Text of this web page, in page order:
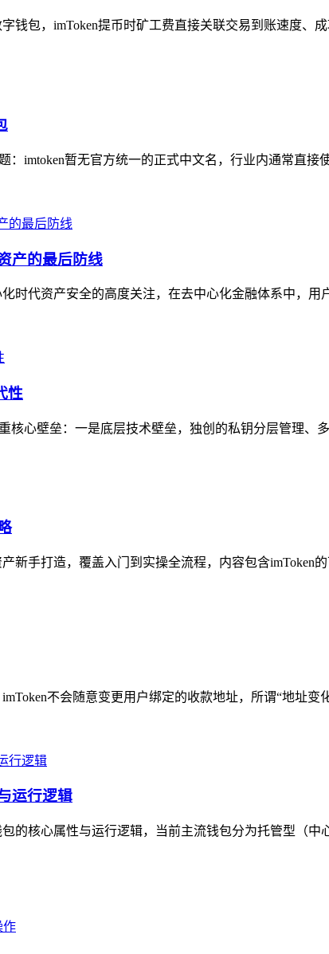
钱包，imToken提币时矿工费直接关联交易到账速度、
：imtoken暂无官方统一的正式中文名，行业内通常直接
产的最后防线
时代资产安全的高度关注，在去中心化金融体系中，
性
核心壁垒：一是底层技术壁垒，独创的私钥分层管理、
新手打造，覆盖入门到实操全流程，内容包含imToken
不会随意变更用户绑定的收款地址，所谓“地址
运行逻辑
的核心属性与运行逻辑，当前主流钱包分为托管型（